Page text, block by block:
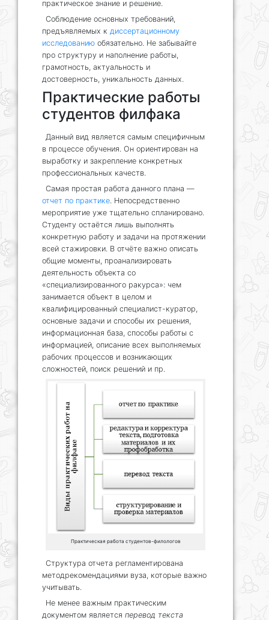
практическое знание и решение.
Соблюдение основных требований,
предъявляемых к диссертационному
исследованию обязательно. Не забывайте
про структуру и наполнение работы,
грамотность, актуальность и
достоверность, уникальность данных.
Практические работы
студентов филфака
Данный вид является самым специфичным
в процессе обучения. Он ориентирован на
выработку и закрепление конкретных
профессиональных качеств.
Самая простая работа данного плана —
отчет по практике . Непосредственно
мероприятие уже тщательно спланировано.
Студенту остаётся лишь выполнять
конкретную работу и задачи на протяжении
всей стажировки. В отчёте важно описать
общие моменты, проанализировать
деятельность объекта со
«специализированного ракурса»: чем
занимается объект в целом и
квалифицированный специалист-куратор,
основные задачи и способы их решения,
информационная база, способы работы с
информацией, описание всех выполняемых
рабочих процессов и возникающих
сложностей, поиск решений и пр.
Практическая работа студентов-филологов
Структура отчета регламентирована
методрекомендациями вуза, которые важно
учитывать.
Не менее важным практическим
документом является перевод текста